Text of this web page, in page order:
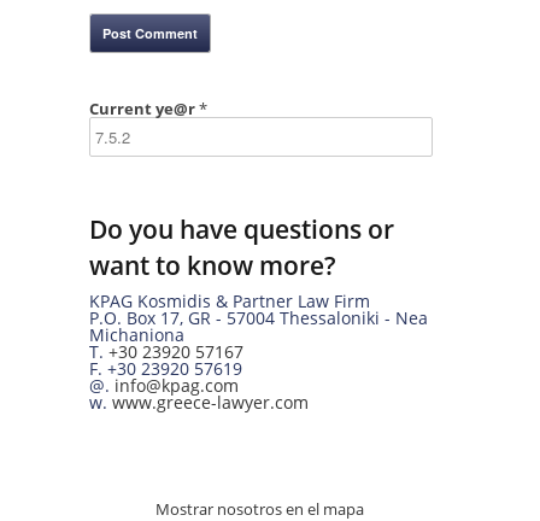
Current ye@r*
Do you have questions or
want to know more?
KPAG Kosmidis & Partner Law Firm
P.O. Box 17, GR - 57004 Thessaloniki - Nea
Michaniona
T. +30 23920 57167
F. +30 23920 57619
@. info@kpag.com
w. www.greece-lawyer.com
Mostrar nosotros en el mapa